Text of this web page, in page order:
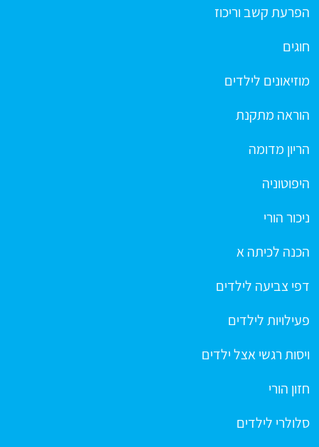
הפרעת קשב וריכוז
חוגים
מוזיאונים לילדים
הוראה מתקנת
הריון מדומה
היפוטוניה
ניכור הורי
הכנה לכיתה א
דפי צביעה לילדים
פעילויות לילדים
ויסות רגשי אצל ילדים
חזון הורי
סלולרי לילדים